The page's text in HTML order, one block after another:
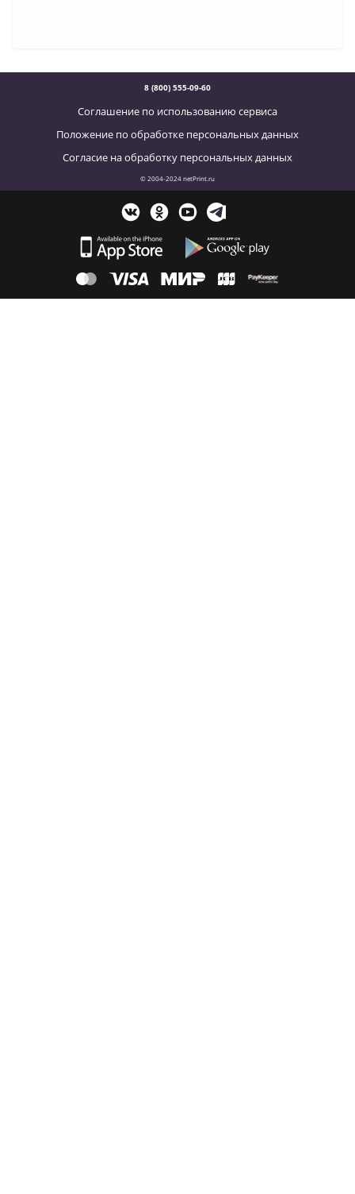
8 (800) 555-09-60
Соглашение по использованию сервиса
Положение по обработке персональных данных
Согласие на обработку персональных данных
© 2004-2024 netPrint.ru